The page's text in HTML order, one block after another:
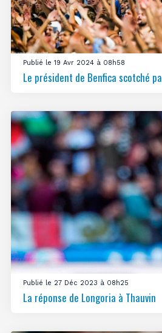
Publié le 19 Avr 2024 à 08h58
Le président de Benfica scotché
Publié le 27 Déc 2023 à 08h25
La réponse de Longoria à Thauvin